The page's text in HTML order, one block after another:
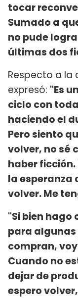
tocar
Sumado a
no pude
últimas dos
Respecto a
expresó: "Es
ciclo con
haciendo el
Pero siento
volver, no sé
haber ficción.
la esperanza
volver. Me
"Si bien hago
para
compran,
Cuando no
dejar de
espero